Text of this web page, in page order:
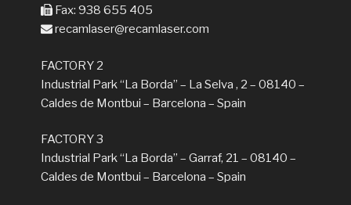
Fax: 938 655 405
recamlaser@recamlaser.com
FACTORY 2
Industrial Park “La Borda” – La Selva , 2 – 08140 –
Caldes de Montbui – Barcelona – Spain
FACTORY 3
Industrial Park “La Borda” – Garraf, 21 – 08140 –
Caldes de Montbui – Barcelona – Spain